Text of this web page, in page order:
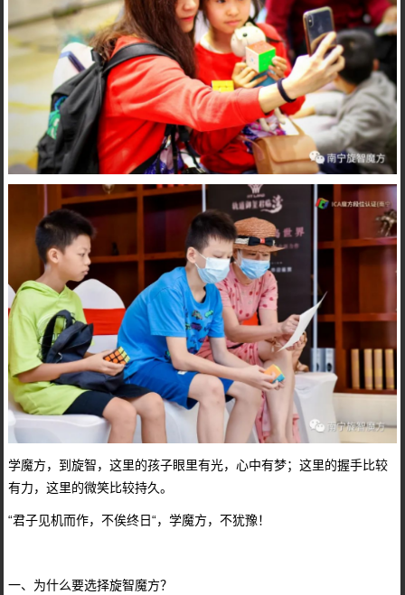
学魔方，到旋智，这里的孩子眼里有光，心中有梦；这里的握手比较
有力，这里的微笑比较持久。
“君子见机而作，不俟终日“，学魔方，不犹豫！
一、为什么要选择旋智魔方？